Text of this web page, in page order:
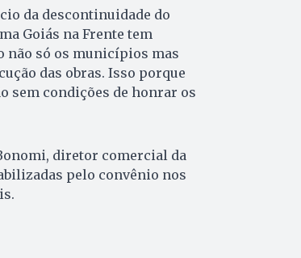
da descontinuidade do
Goiás na Frente tem
não só os municípios mas
das obras. Isso porque
sem condições de honrar os
diretor comercial da
pelo convênio nos